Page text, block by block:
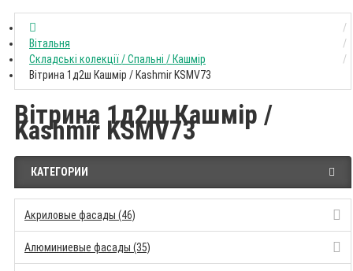
Вітальня
Складські колекції / Спальні / Кашмір
Вітрина 1д2ш Кашмір / Kashmir KSMV73
Вітрина 1д2ш Кашмір /
Kashmir KSMV73
КАТЕГОРИИ
Акриловые фасады (46)
Алюминиевые фасады (35)